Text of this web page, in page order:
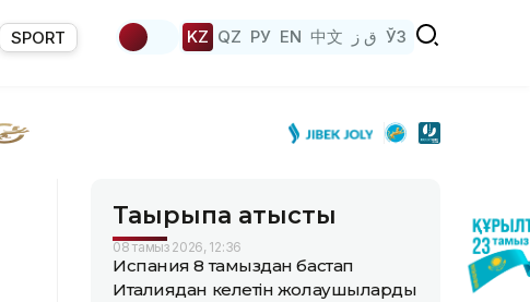
SPORT KZ QZ РУ EN 中文 ق ز ЎЗ
Тақырыпқа қатысты
08 тамыз 2026, 12:36
Испания 8 тамыздан бастап
Италиядан келетін жолаушыларды